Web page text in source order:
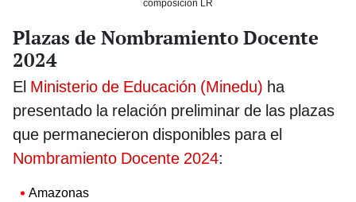
composición LR
Plazas de Nombramiento Docente
2024
El Ministerio de Educación (Minedu) ha
presentado la relación preliminar de las plazas
que permanecieron disponibles para el
Nombramiento Docente 2024:
Amazonas